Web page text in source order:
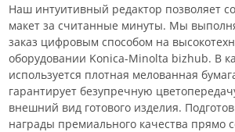
Наш интуитивный редактор позволяет
макет за считанные минуты. Мы
заказ цифровым способом на
оборудовании Konica-Minolta bizhub. В
используется плотная мелованная
гарантирует безупречную
внешний вид готового изделия.
награды премиального качества прямо